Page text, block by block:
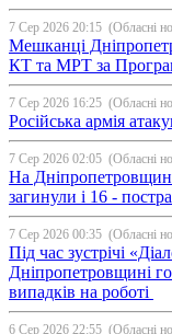
7 Сер 2026 20:15 (Обласні
Мешканці
КТ та МРТ за
7 Сер 2026 16:25 (Обласні
Російська армія
7 Сер 2026 02:05 (Обласні
На
загинули і 16 -
7 Сер 2026 00:35 (Обласні
Під час зустрічі
Дніпропетровщині
випадків на роботі
6 Сер 2026 22:55 (Обласні